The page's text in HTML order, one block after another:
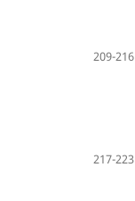
209-216
217-223